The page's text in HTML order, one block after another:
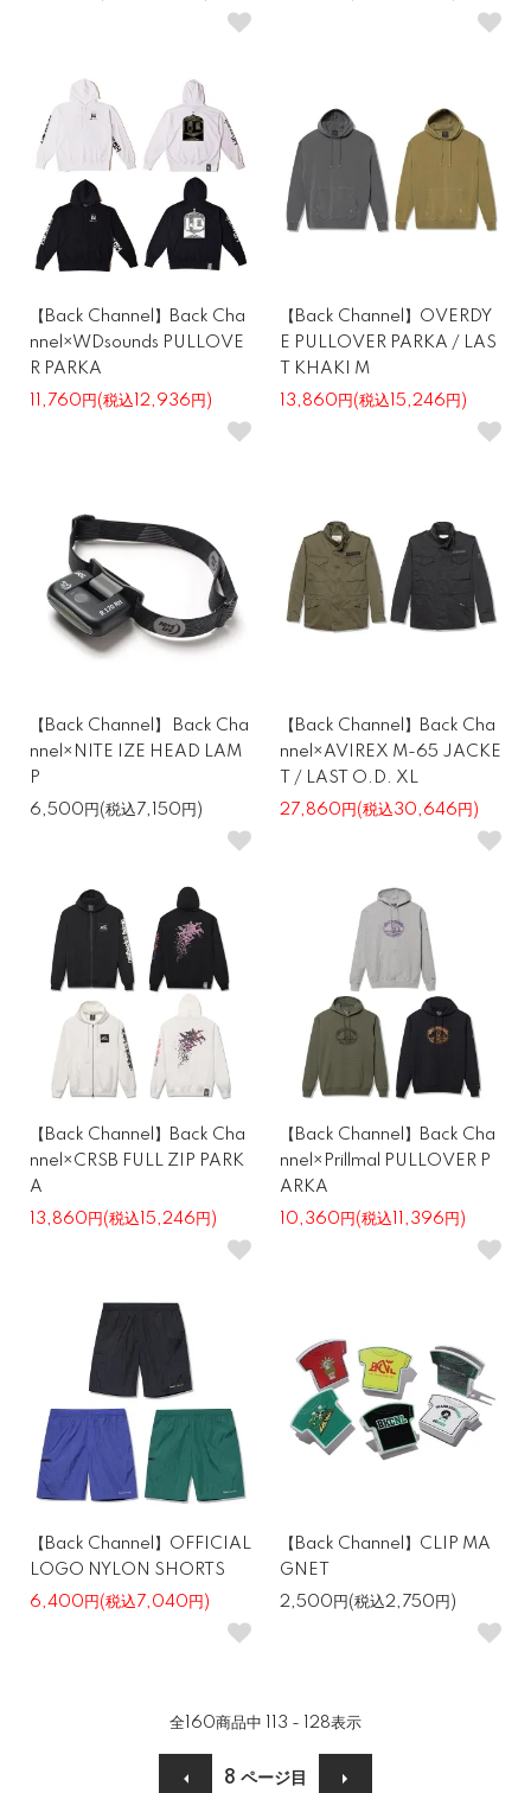
【Back Channel】Back Cha
nnel×WDsounds PULLOVE
R PARKA
11,760円(税込12,936円)
【Back Channel】OVERDY
E PULLOVER PARKA / LAS
T KHAKI M
13,860円(税込15,246円)
【Back Channel】 Back Cha
nnel×NITE IZE HEAD LAM
P
6,500円(税込7,150円)
【Back Channel】Back Cha
nnel×AVIREX M-65 JACKE
T / LAST O.D. XL
27,860円(税込30,646円)
【Back Channel】Back Cha
nnel×CRSB FULL ZIP PARK
A
13,860円(税込15,246円)
【Back Channel】Back Cha
nnel×Prillmal PULLOVER P
ARKA
10,360円(税込11,396円)
【Back Channel】OFFICIAL
LOGO NYLON SHORTS
6,400円(税込7,040円)
【Back Channel】CLIP MA
GNET
2,500円(税込2,750円)
全 160商品中 113 - 128表示
8 ページ目